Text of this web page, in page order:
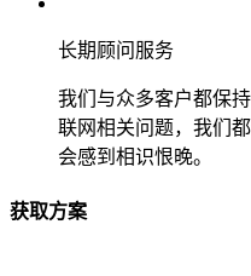
长期顾问服务
我们与众多客户都保
联网相关问题，我们
会感到相识恨晚。
获取方案